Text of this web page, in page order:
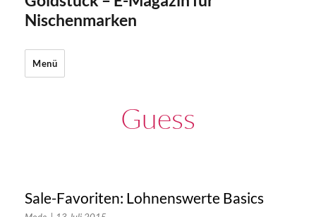
Nischenmarken
Menü
Guess
Sale-Favoriten: Lohnenswerte Basics